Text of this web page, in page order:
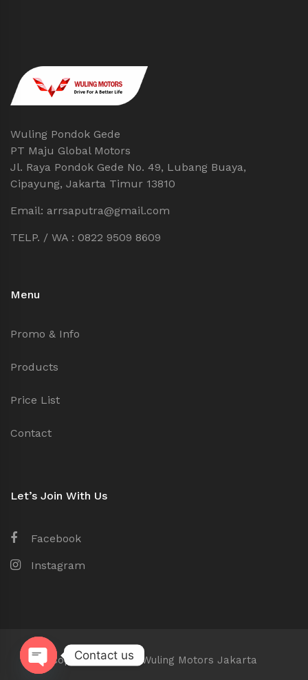
Wuling Pondok Gede
PT Maju Global Motors
Jl. Raya Pondok Gede No. 49, Lubang Buaya,
Cipayung, Jakarta Timur 13810
Email: arrsaputra@gmail.com
TELP. / WA : 0822 9509 8609
Menu
Promo & Info
Products
Price List
Contact
Let’s Join With Us
Facebook
Instagram
Copyright © 2026 Wuling Motors Jakarta
Contact us